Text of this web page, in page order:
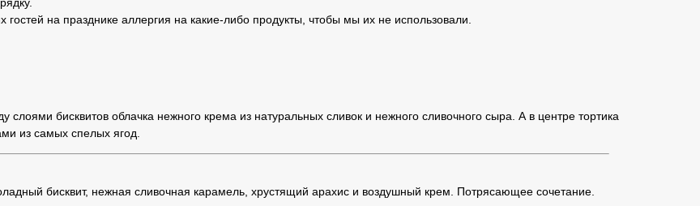
на празднике аллергия на какие-либо продукты, чтобы мы их не использовали.
бисквитов облачка нежного крема из натуральных сливок и нежного сливочного сыра. А в центре тортика
из самых спелых ягод.
бисквит, нежная сливочная карамель, хрустящий арахис и воздушный крем. Потрясающее сочетание.